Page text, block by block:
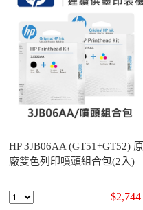
HP 3JB06AA (GT51+GT52) 原
廠雙色列印噴頭組合包(2入)
$2,744